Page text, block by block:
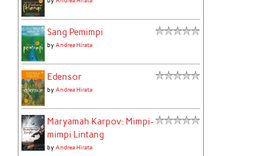
Sang Pemimpi
byAndrea Hirata
Edensor
byAndrea Hirata
Maryamah Karpov: Mimpi-
mimpi Lintang
byAndrea Hirata